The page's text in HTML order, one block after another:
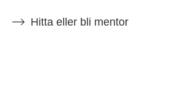
Hitta eller bli mentor